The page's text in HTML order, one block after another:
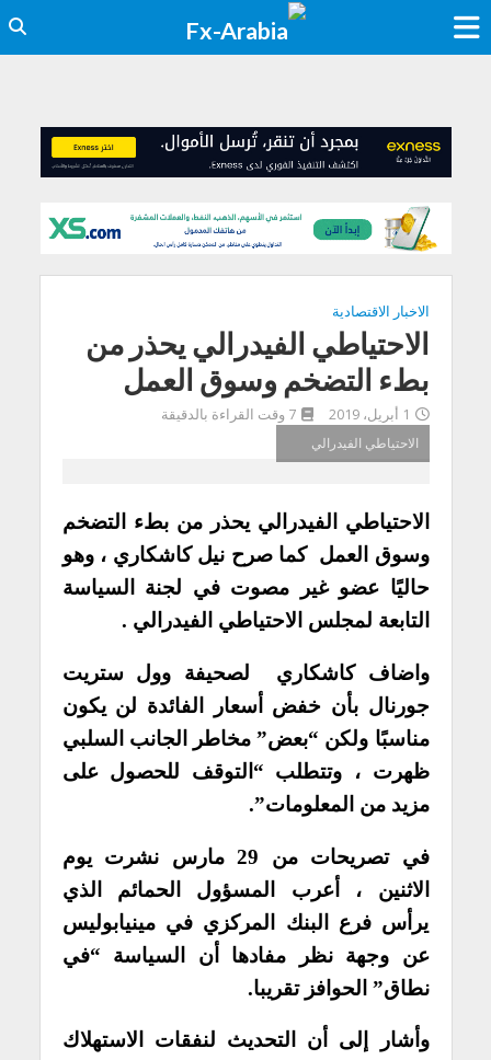
الاخبار الاقتصادية
الاحتياطي الفيدرالي يحذر من
بطء التضخم وسوق العمل
1 أبريل، 2019
7 وقت القراءة بالدقيقة
الاحتياطي الفيدرالي
الاحتياطي الفيدرالي يحذر من بطء التضخم
وسوق العمل كما صرح نيل كاشكاري ، وهو
حاليًا عضو غير مصوت في لجنة السياسة
التابعة لمجلس الاحتياطي الفيدرالي .
واضاف كاشكاري لصحيفة وول ستريت
جورنال بأن خفض أسعار الفائدة لن يكون
مناسبًا ولكن “بعض” مخاطر الجانب السلبي
ظهرت ، وتتطلب “التوقف للحصول على
مزيد من المعلومات”.
في تصريحات من 29 مارس نشرت يوم
الاثنين ، أعرب المسؤول الحمائم الذي
يرأس فرع البنك المركزي في مينيابوليس
عن وجهة نظر مفادها أن السياسة “في
نطاق” الحوافز تقريبا.
وأشار إلى أن التحديث لنفقات الاستهلاك